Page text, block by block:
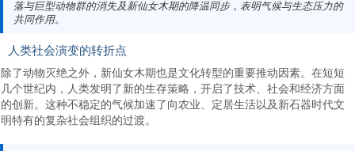
落与巨型动物群的消失及新仙女木期的降温同步，表明气候与生态压力的
共同作用。
人类社会演变的转折点
除了动物灭绝之外，新仙女木期也是文化转型的重要推动因素。在短短
几个世纪内，人类发明了新的生存策略，开启了技术、社会和经济方面
的创新。这种不稳定的气候加速了向农业、定居生活以及新石器时代文
明特有的复杂社会组织的过渡。